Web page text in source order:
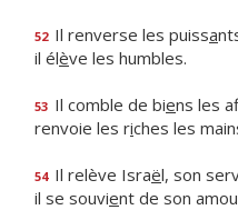
52 Il renverse les puissa
il élève les humbles.
53 Il comble de biens les
renvoie les riches les
54 Il relève Israël, son
il se souvient de son